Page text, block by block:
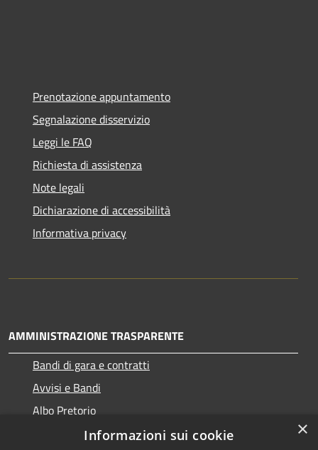
Prenotazione appuntamento
Segnalazione disservizio
Leggi le FAQ
Richiesta di assistenza
Note legali
Dichiarazione di accessibilità
Informativa privacy
AMMINISTRAZIONE TRASPARENTE
Bandi di gara e contratti
Avvisi e Bandi
Albo Pretorio
×
Informazioni sui cookie